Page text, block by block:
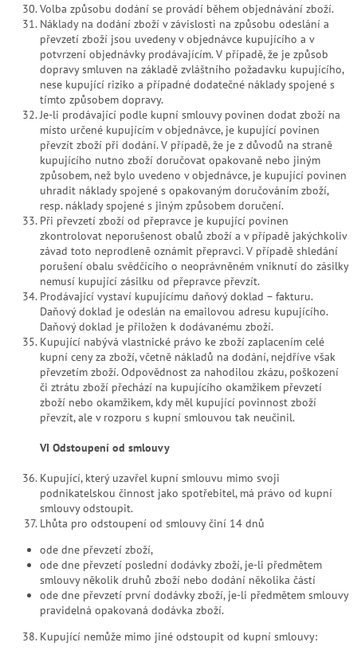
Volba způsobu dodání se provádí během objednávání zboží.
Náklady na dodání zboží v závislosti na způsobu odeslání a
převzetí zboží jsou uvedeny v objednávce kupujícího a v
potvrzení objednávky prodávajícím. V případě, že je způsob
dopravy smluven na základě zvláštního požadavku kupujícího,
nese kupující riziko a případné dodatečné náklady spojené s
tímto způsobem dopravy.
Je-li prodávající podle kupní smlouvy povinen dodat zboží na
místo určené kupujícím v objednávce, je kupující povinen
převzít zboží při dodání. V případě, že je z důvodů na straně
kupujícího nutno zboží doručovat opakovaně nebo jiným
způsobem, než bylo uvedeno v objednávce, je kupující povinen
uhradit náklady spojené s opakovaným doručováním zboží,
resp. náklady spojené s jiným způsobem doručení.
Při převzetí zboží od přepravce je kupující povinen
zkontrolovat neporušenost obalů zboží a v případě jakýchkoliv
závad toto neprodleně oznámit přepravci. V případě shledání
porušení obalu svědčícího o neoprávněném vniknutí do zásilky
nemusí kupující zásilku od přepravce převzít.
Prodávající vystaví kupujícímu daňový doklad – fakturu.
Daňový doklad je odeslán na emailovou adresu kupujícího.
Daňový doklad je přiložen k dodávanému zboží.
Kupující nabývá vlastnické právo ke zboží zaplacením celé
kupní ceny za zboží, včetně nákladů na dodání, nejdříve však
převzetím zboží. Odpovědnost za nahodilou zkázu, poškození
či ztrátu zboží přechází na kupujícího okamžikem převzetí
zboží nebo okamžikem, kdy měl kupující povinnost zboží
převzít, ale v rozporu s kupní smlouvou tak neučinil.
VI Odstoupení od smlouvy
Kupující, který uzavřel kupní smlouvu mimo svoji
podnikatelskou činnost jako spotřebitel, má právo od kupní
smlouvy odstoupit.
Lhůta pro odstoupení od smlouvy činí 14 dnů
ode dne převzetí zboží,
ode dne převzetí poslední dodávky zboží, je-li předmětem
smlouvy několik druhů zboží nebo dodání několika částí
ode dne převzetí první dodávky zboží, je-li předmětem smlouvy
pravidelná opakovaná dodávka zboží.
Kupující nemůže mimo jiné odstoupit od kupní smlouvy: